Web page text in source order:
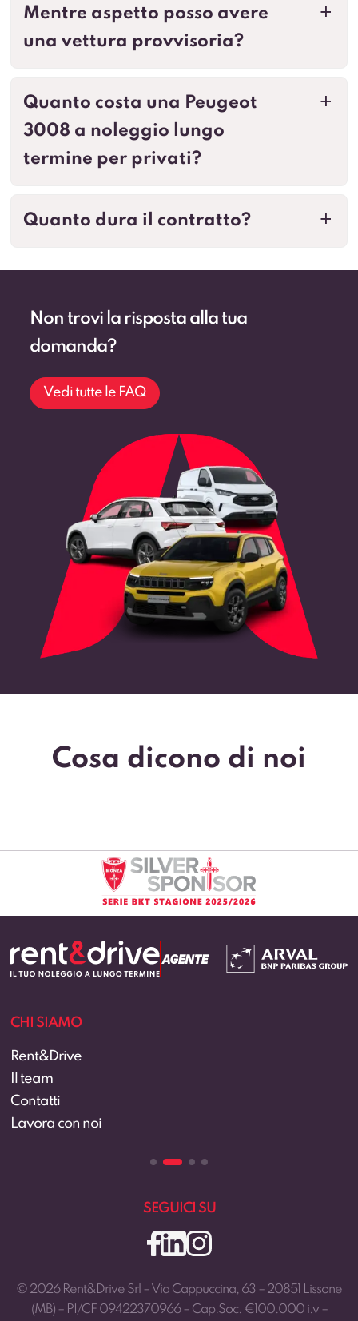
a
Mentre aspetto posso avere
una vettura provvisoria?
a
Quanto costa una Peugeot
3008 a noleggio lungo
termine per privati?
a
Quanto dura il contratto?
Non trovi la risposta alla tua
domanda?
Vedi tutte le FAQ
Cosa dicono di noi
CHI SIAMO
Rent&Drive
Il team
Contatti
Lavora con noi
SEGUICI SU
© 2026 Rent&Drive Srl – Via Cappuccina, 63 – 20851 Lissone
(MB) – PI/CF 09422370966 – Cap.Soc. €100.000 i.v –